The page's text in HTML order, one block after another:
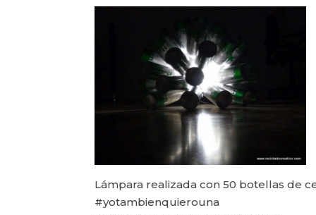
Lámpara realizada con 50 botellas de
#yotambienquierouna